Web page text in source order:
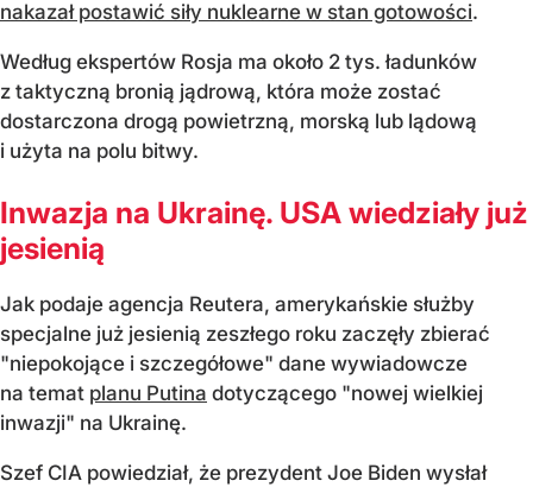
nakazał postawić siły nuklearne w stan gotowości.
Według ekspertów Rosja ma około 2 tys. ładunków
z taktyczną bronią jądrową, która może zostać
dostarczona drogą powietrzną, morską lub lądową
i użyta na polu bitwy.
Inwazja na Ukrainę. USA wiedziały już
jesienią
Jak podaje agencja Reutera, amerykańskie służby
specjalne już jesienią zeszłego roku zaczęły zbierać
"niepokojące i szczegółowe" dane wywiadowcze
na temat planu Putina dotyczącego "nowej wielkiej
inwazji" na Ukrainę.
Szef CIA powiedział, że prezydent Joe Biden wysłał